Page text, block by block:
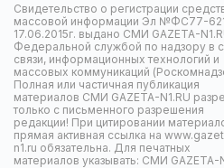
Свидетельство о регистрации
массовой информации Эл №ФС77-
17.06.2015г. выдано СМИ GAZETA-
Федеральной службой по надзору в
связи, информационных технологий и
массовых коммуникаций
Полная или частичная публикация
материалов СМИ GAZETA-N1.RU
только с письменного разрешения
редакции! При цитировании
прямая активная ссылка на
n1.ru обязательна. Для печатных
материалов указывать: СМИ GAZETA-